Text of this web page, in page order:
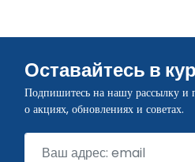
Оставайтесь в
Подпишитесь на нашу рассылку и
о акциях, обновлениях и советах.